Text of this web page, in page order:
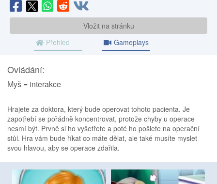
Vložit na stránku
Přehled
Gameplays
Ovládání:
Myš = interakce
Hrajete za doktora, který bude operovat tohoto pacienta. Je
zapotřebí se pořádně koncentrovat, protože chyby u operace
nesmí být. Prvně si ho vyšetřete a poté ho pošlete na operační
stůl. Hra vám bude říkat co máte dělat, ale také musíte myslet
svou hlavou, aby se operace zdařila.